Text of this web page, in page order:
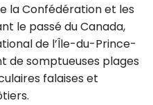
la Confédération et les
le passé du Canada,
de l’Île-du-Prince-
de somptueuses plages
falaises et